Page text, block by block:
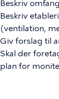
Beskriv
Beskriv
(ventilation,
Giv forslag til
Skal der
plan for